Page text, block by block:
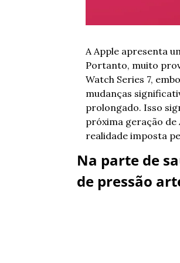
A Apple apresenta
Portanto, muito
Watch Series 7,
mudanças
prolongado. Isso
próxima geração de
realidade imposta
Na parte de
de pressão